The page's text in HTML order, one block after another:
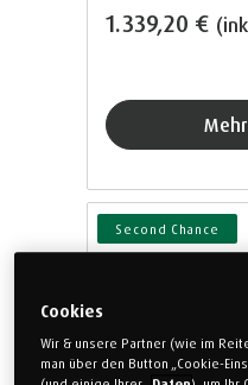
1.339,20 €
Second Chance
Cookies
Wir & unsere Partner (wie im
man über den Button „Cookie-